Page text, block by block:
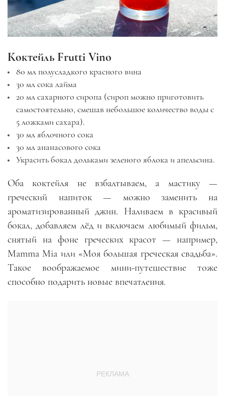
Коктейль Frutti Vino
80 мл полусладкого красного вина
30 мл сока лайма
20 мл сахарного сиропа (сироп можно приготовить
самостоятельно, смешав небольшое количество воды с
5 ложками сахара).
30 мл яблочного сока
30 мл ананасового сока
Украсить бокал дольками зеленого яблока и апельсина.
Оба коктейля не взбалтываем, а мастику —
греческий напиток — можно заменить на
ароматизированный джин. Наливаем в красивый
бокал, добавляем лёд и включаем любимый фильм,
снятый на фоне греческих красот — например,
Mamma Mia или «Моя большая греческая свадьба».
Такое воображаемое мини-путешествие тоже
способно подарить новые впечатления.